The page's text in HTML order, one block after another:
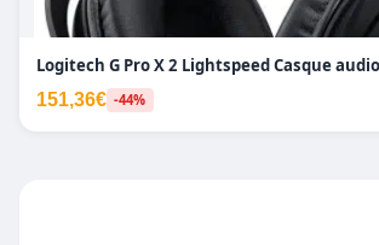
Logitech G Pro X 2 Lightspeed Casque
151,36€ -44%